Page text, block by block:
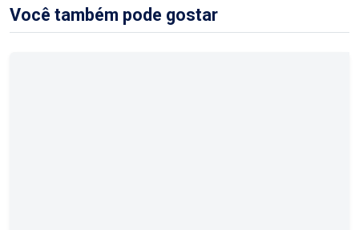
Você também pode gostar